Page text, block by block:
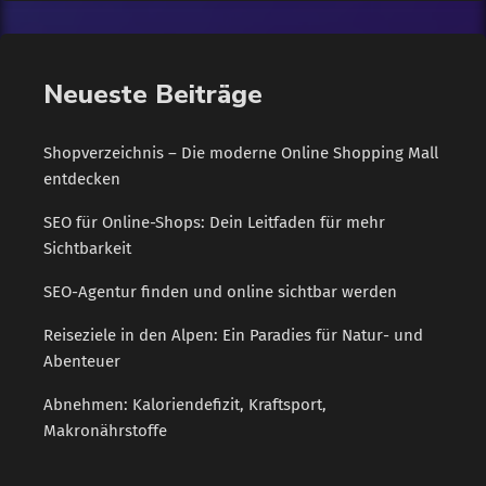
Neueste Beiträge
Shopverzeichnis – Die moderne Online Shopping Mall
entdecken
SEO für Online-Shops: Dein Leitfaden für mehr
Sichtbarkeit
SEO-Agentur finden und online sichtbar werden
Reiseziele in den Alpen: Ein Paradies für Natur- und
Abenteuer
Abnehmen: Kaloriendefizit, Kraftsport,
Makronährstoffe